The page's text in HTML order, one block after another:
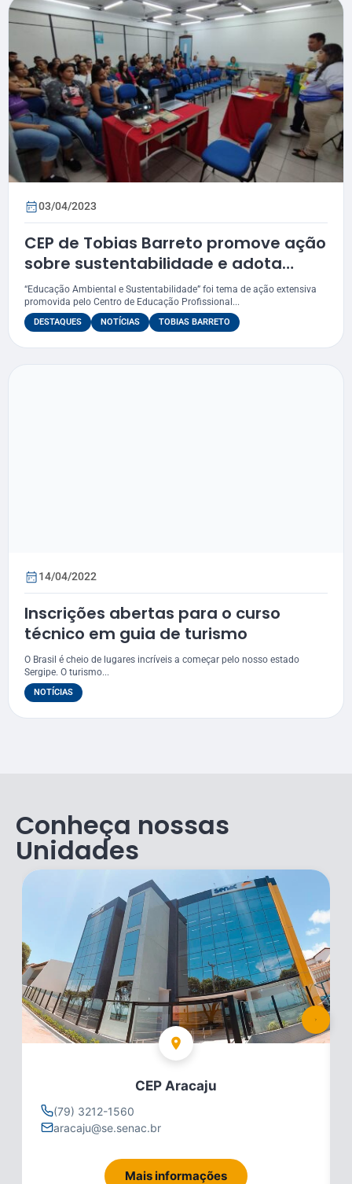
03/04/2023
CEP de Tobias Barreto promove ação
sobre sustentabilidade e adota
coleta seletiva do lixo
“Educação Ambiental e Sustentabilidade” foi tema de ação extensiva
promovida pelo Centro de Educação Profissional...
DESTAQUES NOTÍCIAS TOBIAS BARRETO
14/04/2022
Inscrições abertas para o curso
técnico em guia de turismo
O Brasil é cheio de lugares incríveis a começar pelo nosso estado
Sergipe. O turismo...
NOTÍCIAS
Conheça nossas
Unidades
CEP Aracaju
(79) 3212-1560
aracaju@se.senac.br
Mais informações